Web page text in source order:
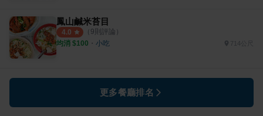
鳳山鹹米苔目
4.0 （ 9則評論）
均消 $100 ・ 小吃 714公尺
更多餐廳排名